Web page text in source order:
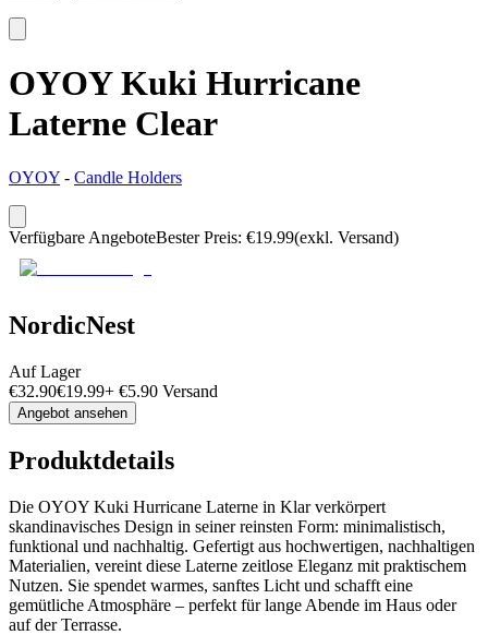
OYOY Kuki Hurricane
Laterne Clear
OYOY - Candle Holders
Verfügbare AngeboteBester Preis: €19.99(exkl. Versand)
NordicNest
Auf Lager
€32.90€19.99+ €5.90 Versand
Angebot ansehen
Produktdetails
Die OYOY Kuki Hurricane Laterne in Klar verkörpert
skandinavisches Design in seiner reinsten Form: minimalistisch,
funktional und nachhaltig. Gefertigt aus hochwertigen, nachhaltigen
Materialien, vereint diese Laterne zeitlose Eleganz mit praktischem
Nutzen. Sie spendet warmes, sanftes Licht und schafft eine
gemütliche Atmosphäre – perfekt für lange Abende im Haus oder
auf der Terrasse.